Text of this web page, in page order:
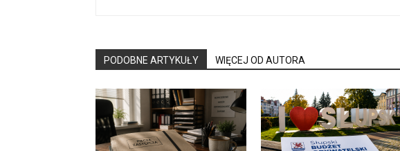
PODOBNE ARTYKUŁY WIĘCEJ OD AUTORA